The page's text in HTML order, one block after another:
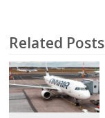
Related Posts